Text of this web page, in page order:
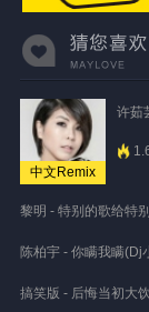
中文Remix
许茹
黎明 - 特别的歌给特
陈柏宇 - 你瞒我瞒
搞笑版 - 后悔当初大